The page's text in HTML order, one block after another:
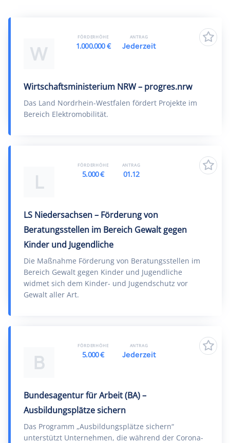
W
Wirtschaftsministerium NRW – progres.nrw
Das Land Nordrhein-Westfalen fördert Projekte im
Bereich Elektromobilität.
FÖRDERHÖHE
1.000.000 €
ANTRAG
Jederzeit
L
LS Niedersachsen – Förderung von
Beratungsstellen im Bereich Gewalt gegen
Kinder und Jugendliche
Die Maßnahme Förderung von Beratungsstellen im
Bereich Gewalt gegen Kinder und Jugendliche
widmet sich dem Kinder- und Jugendschutz vor
Gewalt aller Art.
FÖRDERHÖHE
5.000 €
ANTRAG
01.12
B
Bundesagentur für Arbeit (BA) –
Ausbildungsplätze sichern
Das Programm „Ausbildungsplätze sichern“
unterstützt Unternehmen, die während der Corona-
FÖRDERHÖHE
5.000 €
ANTRAG
Jederzeit